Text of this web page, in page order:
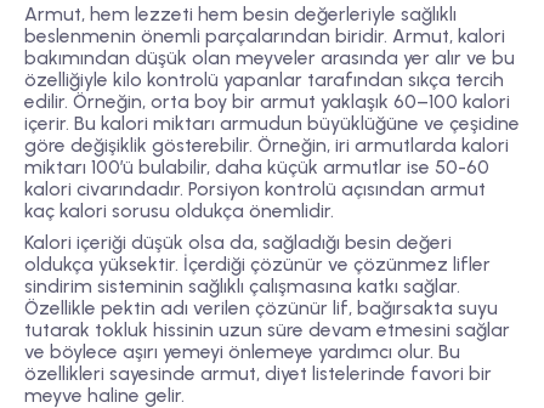
Armut, hem lezzeti hem besin değerleriyle sağlıklı
beslenmenin önemli parçalarından biridir. Armut, kalori
bakımından düşük olan meyveler arasında yer alır ve bu
özelliğiyle kilo kontrolü yapanlar tarafından sıkça tercih
edilir. Örneğin, orta boy bir armut yaklaşık 60–100 kalori
içerir. Bu kalori miktarı armudun büyüklüğüne ve çeşidine
göre değişiklik gösterebilir. Örneğin, iri armutlarda kalori
miktarı 100’ü bulabilir, daha küçük armutlar ise 50-60
kalori civarındadır. Porsiyon kontrolü açısından armut
kaç kalori sorusu oldukça önemlidir.
Kalori içeriği düşük olsa da, sağladığı besin değeri
oldukça yüksektir. İçerdiği çözünür ve çözünmez lifler
sindirim sisteminin sağlıklı çalışmasına katkı sağlar.
Özellikle pektin adı verilen çözünür lif, bağırsakta suyu
tutarak tokluk hissinin uzun süre devam etmesini sağlar
ve böylece aşırı yemeyi önlemeye yardımcı olur. Bu
özellikleri sayesinde armut, diyet listelerinde favori bir
meyve haline gelir.